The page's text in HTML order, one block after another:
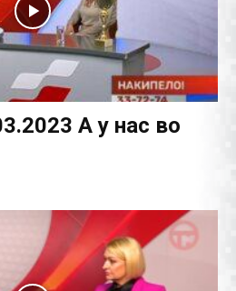
А у нас во